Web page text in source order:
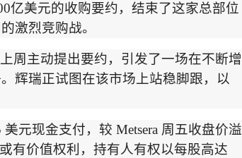
亿美元的收购要约，结束了这家总部位
激烈竞购战。
上周主动提出要约，引发了一场在不断增
辉瑞正试图在该市场上站稳脚跟，以
美元现金支付，较 Metsera 周五收盘价溢
有价值权利，持有人有权以每股高达